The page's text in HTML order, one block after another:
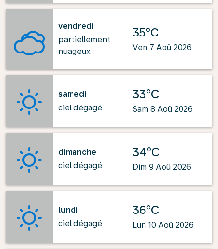
vendredi
partiellement
nuageux
35°C
Ven 7 Aoû 2026
samedi
ciel dégagé
33°C
Sam 8 Aoû 2026
dimanche
ciel dégagé
34°C
Dim 9 Aoû 2026
lundi
ciel dégagé
36°C
Lun 10 Aoû 2026